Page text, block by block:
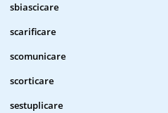
sbiascicare
scarificare
scomunicare
scorticare
sestuplicare